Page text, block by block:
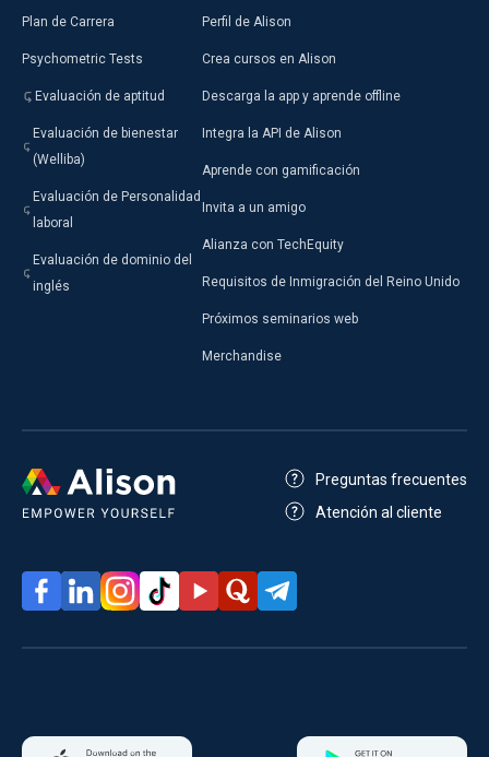
Plan de Carrera
Psychometric Tests
Evaluación de aptitud
Evaluación de bienestar
(Welliba)
Evaluación de Personalidad
laboral
Evaluación de dominio del
inglés
Perfil de Alison
Crea cursos en Alison
Descarga la app y aprende offline
Integra la API de Alison
Aprende con gamificación
Invita a un amigo
Alianza con TechEquity
Requisitos de Inmigración del Reino Unido
Próximos seminarios web
Merchandise
Preguntas frecuentes
Atención al cliente